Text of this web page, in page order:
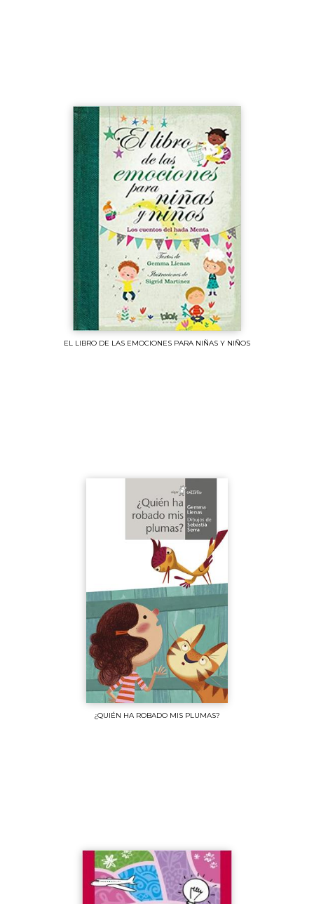
EL LIBRO DE LAS EMOCIONES PARA NIÑAS Y NIÑOS
¿QUIÉN HA ROBADO MIS PLUMAS?